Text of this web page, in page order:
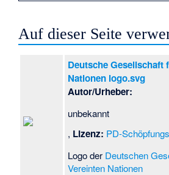
Auf dieser Seite
Deutsche Gesellschaft
Nationen logo.svg
Autor/Urheber:
unbekannt
, Lizenz: PD-
Logo der Deutschen
Vereinten Nationen